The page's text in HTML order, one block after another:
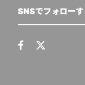
SNSでフォローす